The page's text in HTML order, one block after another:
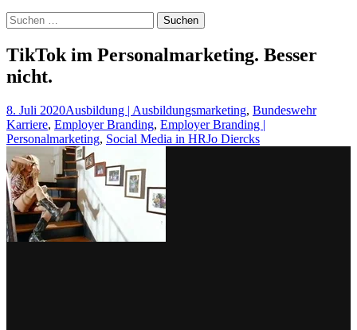
Suchen
nach:
TikTok im Personalmarketing. Besser
nicht.
8. Juli 2020Ausbildung | Ausbildungsmarketing, Bundeswehr
Karriere, Employer Branding, Employer Branding |
Personalmarketing, Social Media in HRJo Diercks